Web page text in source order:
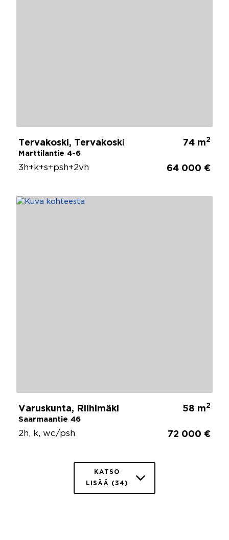
Tervakoski, Tervakoski
Marttilantie 4-6
74 m2
3h+k+s+psh+2vh 64 000 €
Varuskunta, Riihimäki
Saarmaantie 46
58 m2
2h, k, wc/psh 72 000 €
KATSO
LISÄÄ (34)